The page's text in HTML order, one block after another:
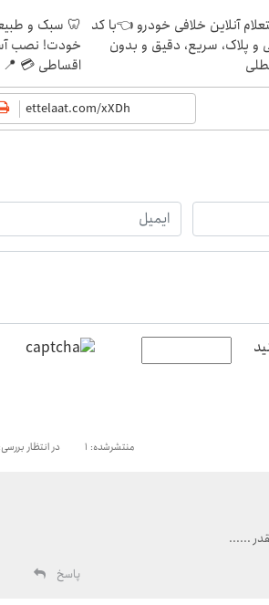
آنلاین خلافی خودرو 👈با کد
و پلاک، سریع، دقیق و بدون
🦷 سبک و
خودت! نصب
اقساطی 💳 📍
منتشرشده: 1 در انتظار بررسی: 0
پاسخ